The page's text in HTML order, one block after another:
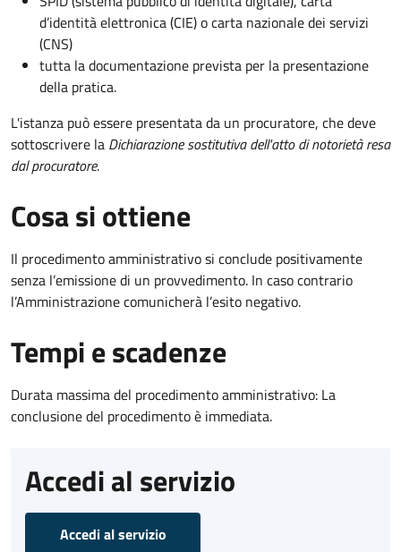
d’identità elettronica (CIE) o carta nazionale dei servizi
(CNS)
tutta la documentazione prevista per la presentazione
della pratica.
L'istanza può essere presentata da un procuratore, che deve
sottoscrivere la Dichiarazione sostitutiva dell'atto di notorietà resa
dal procuratore.
Cosa si ottiene
Il procedimento amministrativo si conclude positivamente
senza l’emissione di un provvedimento. In caso contrario
l’Amministrazione comunicherà l’esito negativo.
Tempi e scadenze
Durata massima del procedimento amministrativo: La
conclusione del procedimento è immediata.
Accedi al servizio
Accedi al servizio